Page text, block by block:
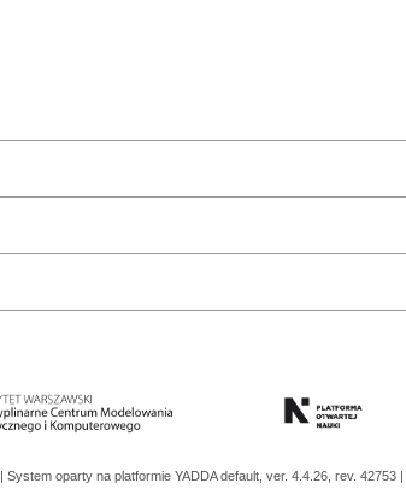
| System oparty na platformie YADDAdefault, ver. 4.4.26, rev. 42753 |